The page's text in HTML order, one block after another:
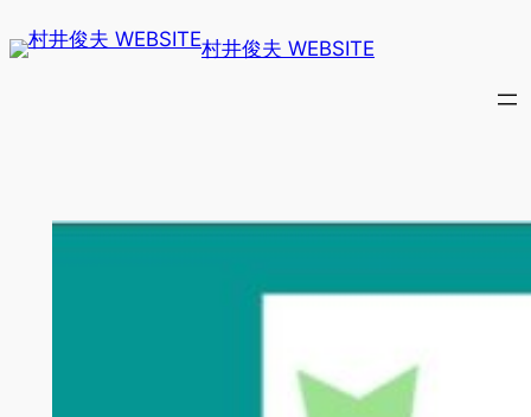
容
村井俊夫 WEBSITE